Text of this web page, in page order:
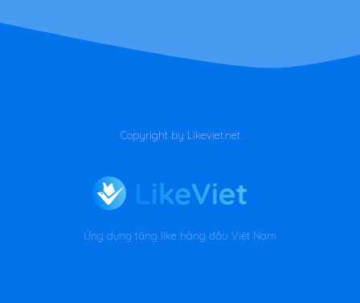
Copyright by Likeviet.net
Ứng dụng tăng like hàng đầu Việt Nam